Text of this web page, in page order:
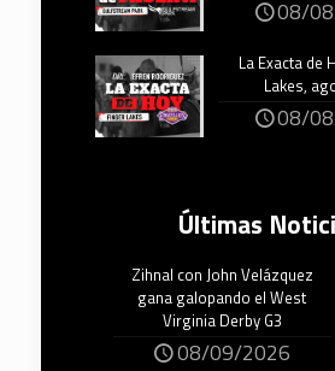
08/
La Exacta de
Lakes,
08/
Últimas
Zihnal con John Velázquez
gana galopando el West
Virginia Derby G3
08/09/2026